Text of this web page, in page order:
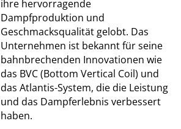
ihre hervorragende
Dampfproduktion und
Geschmacksqualität gelobt. Das
Unternehmen ist bekannt für seine
bahnbrechenden Innovationen wie
das BVC (Bottom Vertical Coil) und
das Atlantis-System, die die Leistung
und das Dampferlebnis verbessert
haben.